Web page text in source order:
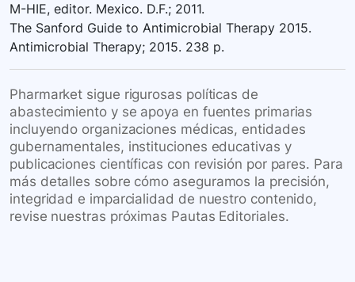
M-HIE, editor. Mexico. D.F.; 2011.
The Sanford Guide to Antimicrobial Therapy 2015.
Antimicrobial Therapy; 2015. 238 p.
Pharmarket sigue rigurosas políticas de
abastecimiento y se apoya en fuentes primarias
incluyendo organizaciones médicas, entidades
gubernamentales, instituciones educativas y
publicaciones científicas con revisión por pares. Para
más detalles sobre cómo aseguramos la precisión,
integridad e imparcialidad de nuestro contenido,
revise nuestras próximas Pautas Editoriales.